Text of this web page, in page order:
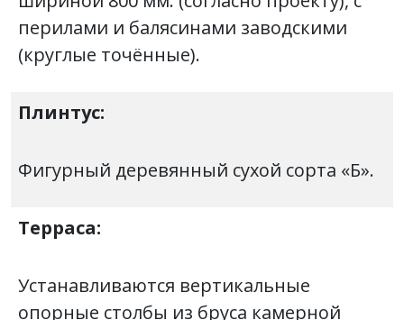
перилами и балясинами заводскими
(круглые точённые).
Плинтус:
Фигурный деревянный сухой сорта «Б».
Терраса:
Устанавливаются вертикальные
опорные столбы из бруса камерной